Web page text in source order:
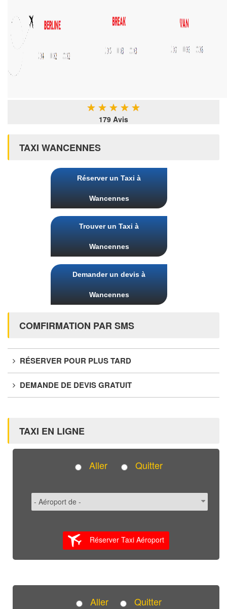
★ ★ ★ ★ ★
179 Avis
TAXI WANCENNES
Réserver un Taxi à
Wancennes
Trouver un Taxi à
Wancennes
Demander un devis à
Wancennes
COMFIRMATION PAR SMS
RÉSERVER POUR PLUS TARD
DEMANDE DE DEVIS GRATUIT
TAXI EN LIGNE
Aller Quitter
Réserver Taxi Aéroport
Aller Quitter